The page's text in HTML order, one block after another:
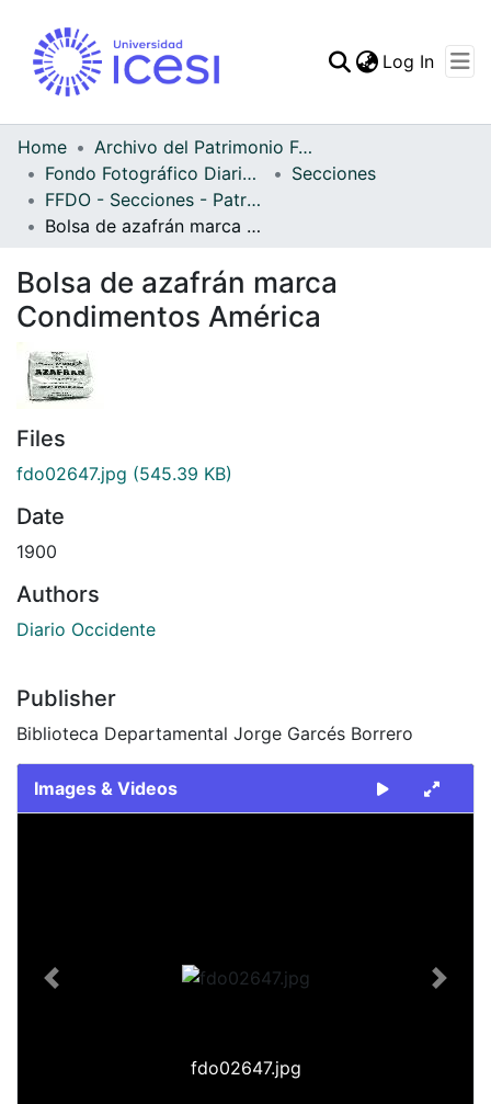
Statistics
Log In
Home
Archivo del Patrimonio Fotográfico y Fílmico del Valle del Cauca
Fondo Fotográfico Diario Occidente
Secciones
FFDO - Secciones - Patrimonial
Bolsa de azafrán marca Condimentos América
Bolsa de azafrán marca
Condimentos América
Files
fdo02647.jpg (545.39 KB)
Date
1900
Authors
Diario Occidente
Publisher
Biblioteca Departamental Jorge Garcés Borrero
Images & Videos
fdo02647.jpg
Previous Next